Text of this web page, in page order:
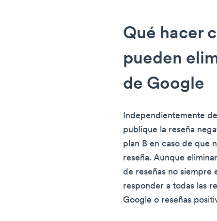
Qué hacer
pueden
de Google
Independientemente
publique la reseña
plan B en caso de que
reseña. Aunque
de reseñas no siempre
responder a todas las
Google o reseñas